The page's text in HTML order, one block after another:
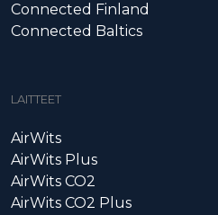
Connected Finland
Connected Baltics
LAITTEET
AirWits
AirWits Plus
AirWits CO2
AirWits CO2 Plus